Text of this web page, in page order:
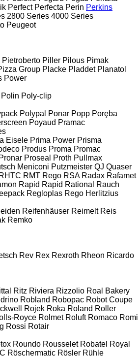
Perfect Perfecta Perin Perkins
2800 Series 4000 Series
Peugeot
Pietroberto Piller Pilous Pimak
Group Placke Pladdet Planatol
Power
Polin Poly-clip
Polypal Ponar Popp Poręba
Poyaud Pramac
Eisele Prima Power Prisma
Produs Proma Promac
Pronar Proseal Proth Pullmax
Meniconi Putzmeister QJ Quaser
RHTC RMT Rego RSA Radax Rafamet
Rapid Rapid Rational
Rauch
Regloplas Rego Herlitzius
Reifenhäuser Reimelt Reis
Remko
Rev Rex Rexroth Rheon Ricardo
Ritz Riviera Rizzolio Roal Bakery
Robland Robopac Robot Coupe
Rojek Roka Roland Roller
Royce Rolmet Roluft Romaco Romi
Rossi Rotair
Roundo Rousselet Robatel Royal
Röschermatic Rösler Rühle